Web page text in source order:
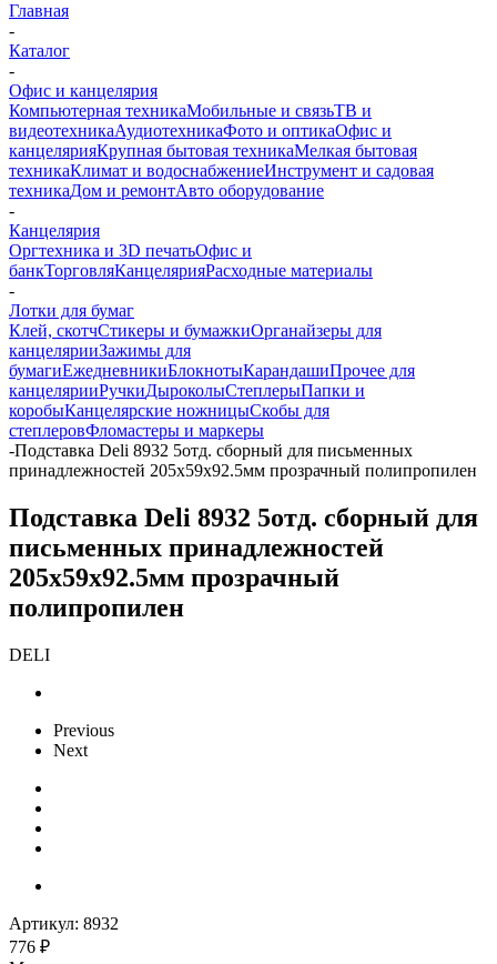
Главная
-
Каталог
-
Офис и канцелярия
Компьютерная техникаМобильные и связьТВ и
видеотехникаАудиотехникаФото и оптикаОфис и
канцелярияКрупная бытовая техникаМелкая бытовая
техникаКлимат и водоснабжениеИнструмент и садовая
техникаДом и ремонтАвто оборудование
-
Канцелярия
Оргтехника и 3D печатьОфис и
банкТорговляКанцелярияРасходные материалы
-
Лотки для бумаг
Клей, скотчСтикеры и бумажкиОрганайзеры для
канцелярииЗажимы для
бумагиЕжедневникиБлокнотыКарандашиПрочее для
канцелярииРучкиДыроколыСтеплерыПапки и
коробыКанцелярские ножницыСкобы для
степлеровФломастеры и маркеры
-Подставка Deli 8932 5отд. сборный для письменных
принадлежностей 205x59x92.5мм прозрачный полипропилен
Подставка Deli 8932 5отд. сборный для
письменных принадлежностей
205x59x92.5мм прозрачный
полипропилен
DELI
Previous
Next
Артикул: 8932
776 ₽